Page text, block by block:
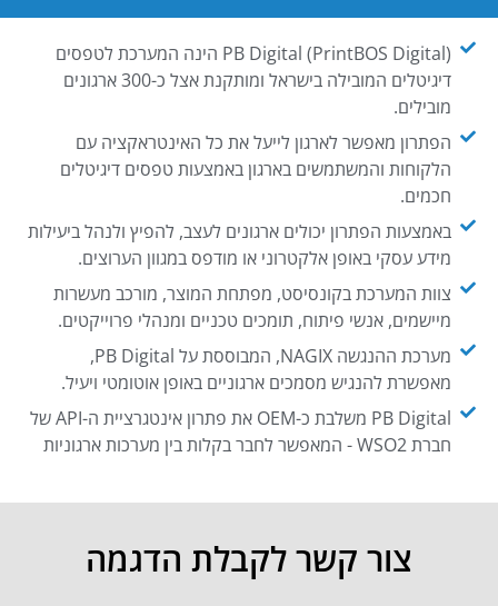
PB Digital (PrintBOS Digital) הינה המערכת לטפסים
דיגיטלים המובילה בישראל ומותקנת אצל כ-300 ארגונים
מובילים.
הפתרון מאפשר לארגון לייעל את כל האינטראקציה עם
הלקוחות והמשתמשים בארגון באמצעות טפסים דיגיטלים
חכמים.
באמצעות הפתרון יכולים ארגונים לעצב, להפיץ ולנהל ביעילות
מידע עסקי באופן אלקטרוני או מודפס במגוון הערוצים.
צוות המערכת בקונסיסט, מפתחת המוצר, מורכב מעשרות
מיישמים, אנשי פיתוח, תומכים טכניים ומנהלי פרוייקטים.
מערכת ההנגשה NAGIX, המבוססת על PB Digital,
מאפשרת להנגיש מסמכים ארגוניים באופן אוטומטי ויעיל.
PB Digital משלבת כ-OEM את פתרון אינטגרציית ה-API של
חברת WSO2 - המאפשר לחבר בקלות בין מערכות ארגוניות
צור קשר לקבלת הדגמה